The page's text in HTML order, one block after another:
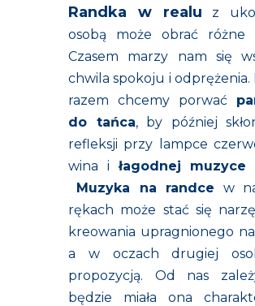
Randka w realu z
osobą może obrać różne
Czasem marzy nam się
chwila spokoju i odprężenia.
razem chcemy porwać
do tańca, by później
refleksji przy lampce
wina iłagodnej muzyce
Muzyka na randce w
rękach może stać się
kreowania upragnionego
a w oczach drugiej
propozycją. Od nas
będzie miała ona